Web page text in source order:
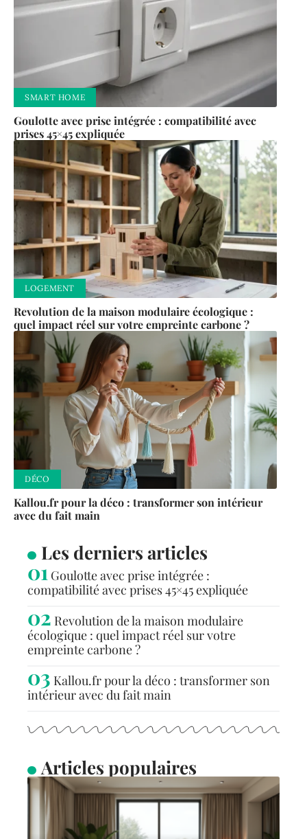
SMART HOME
Goulotte avec prise intégrée : compatibilité avec
prises 45×45 expliquée
LOGEMENT
Revolution de la maison modulaire écologique :
quel impact réel sur votre empreinte carbone ?
DÉCO
Kallou.fr pour la déco : transformer son intérieur
avec du fait main
Les derniers articles
Goulotte avec prise intégrée :
compatibilité avec prises 45×45 expliquée
Revolution de la maison modulaire
écologique : quel impact réel sur votre
empreinte carbone ?
Kallou.fr pour la déco : transformer son
intérieur avec du fait main
Articles populaires